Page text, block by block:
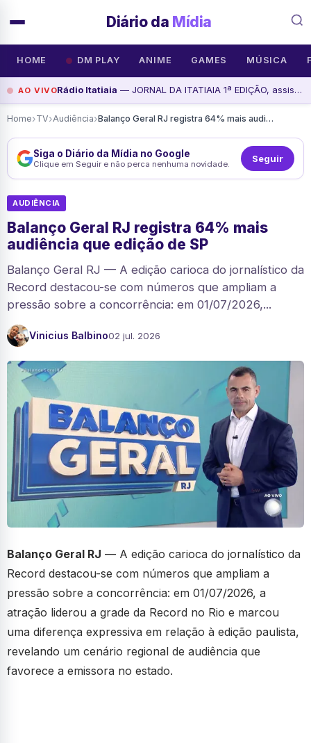
Diário da Mídia
HOME DM PLAY ANIME GAMES MÚSICA
AO VIVORádio Itatiaia — JORNAL DA ITATIAIA 1ª EDIÇÃO, assista agora
Home›TV›Audiência› Balanço Geral RJ registra 64% mais audiência que edição de SP
Siga o Diário da Mídia no Google
Clique em Seguir e não perca nenhuma novidade. Seguir
AUDIÊNCIA
Balanço Geral RJ registra 64% mais
audiência que edição de SP
Balanço Geral RJ — A edição carioca do jornalístico da
Record destacou-se com números que ampliam a
pressão sobre a concorrência: em 01/07/2026,...
Vinicius Balbino02 jul. 2026
Balanço Geral RJ — A edição carioca do jornalístico da
Record destacou-se com números que ampliam a
pressão sobre a concorrência: em 01/07/2026, a
atração liderou a grade da Record no Rio e marcou
uma diferença expressiva em relação à edição paulista,
revelando um cenário regional de audiência que
favorece a emissora no estado.